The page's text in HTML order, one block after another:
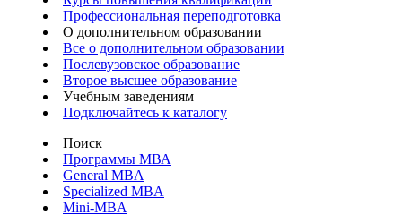
Профессиональная переподготовка
О дополнительном образовании
Все о дополнительном образовании
Послевузовское образование
Второе высшее образование
Учебным заведениям
Подключайтесь к каталогу
Поиск
Программы МВА
General MBA
Specialized MBA
Mini-MBA